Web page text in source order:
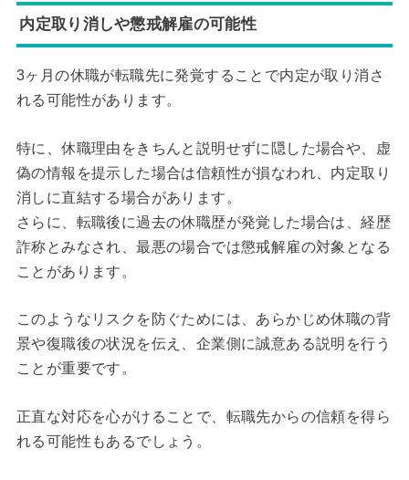
内定取り消しや懲戒解雇の可能性
3ヶ月の休職が転職先に発覚することで内定が取り消さ
れる可能性があります。
特に、休職理由をきちんと説明せずに隠した場合や、虚
偽の情報を提示した場合は信頼性が損なわれ、内定取り
消しに直結する場合があります。
さらに、転職後に過去の休職歴が発覚した場合は、経歴
詐称とみなされ、最悪の場合では懲戒解雇の対象となる
ことがあります。
このようなリスクを防ぐためには、あらかじめ休職の背
景や復職後の状況を伝え、企業側に誠意ある説明を行う
ことが重要です。
正直な対応を心がけることで、転職先からの信頼を得ら
れる可能性もあるでしょう。